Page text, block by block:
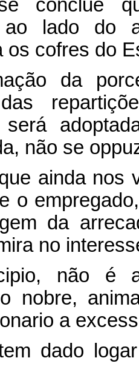
conclue
ao lado do
os cofres do
da
das
será
não se
ainda nos
o
da
no
não é
nobre,
a
dado